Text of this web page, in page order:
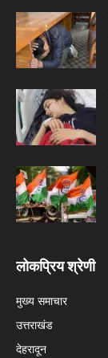
लोकप्रिय श्रेणी
मुख्य समाचार
उत्तराखंड
देहरादून